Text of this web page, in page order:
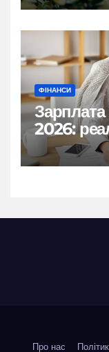
ФІНАНСИ
Зарплата
2026:
нюанси
Про нас